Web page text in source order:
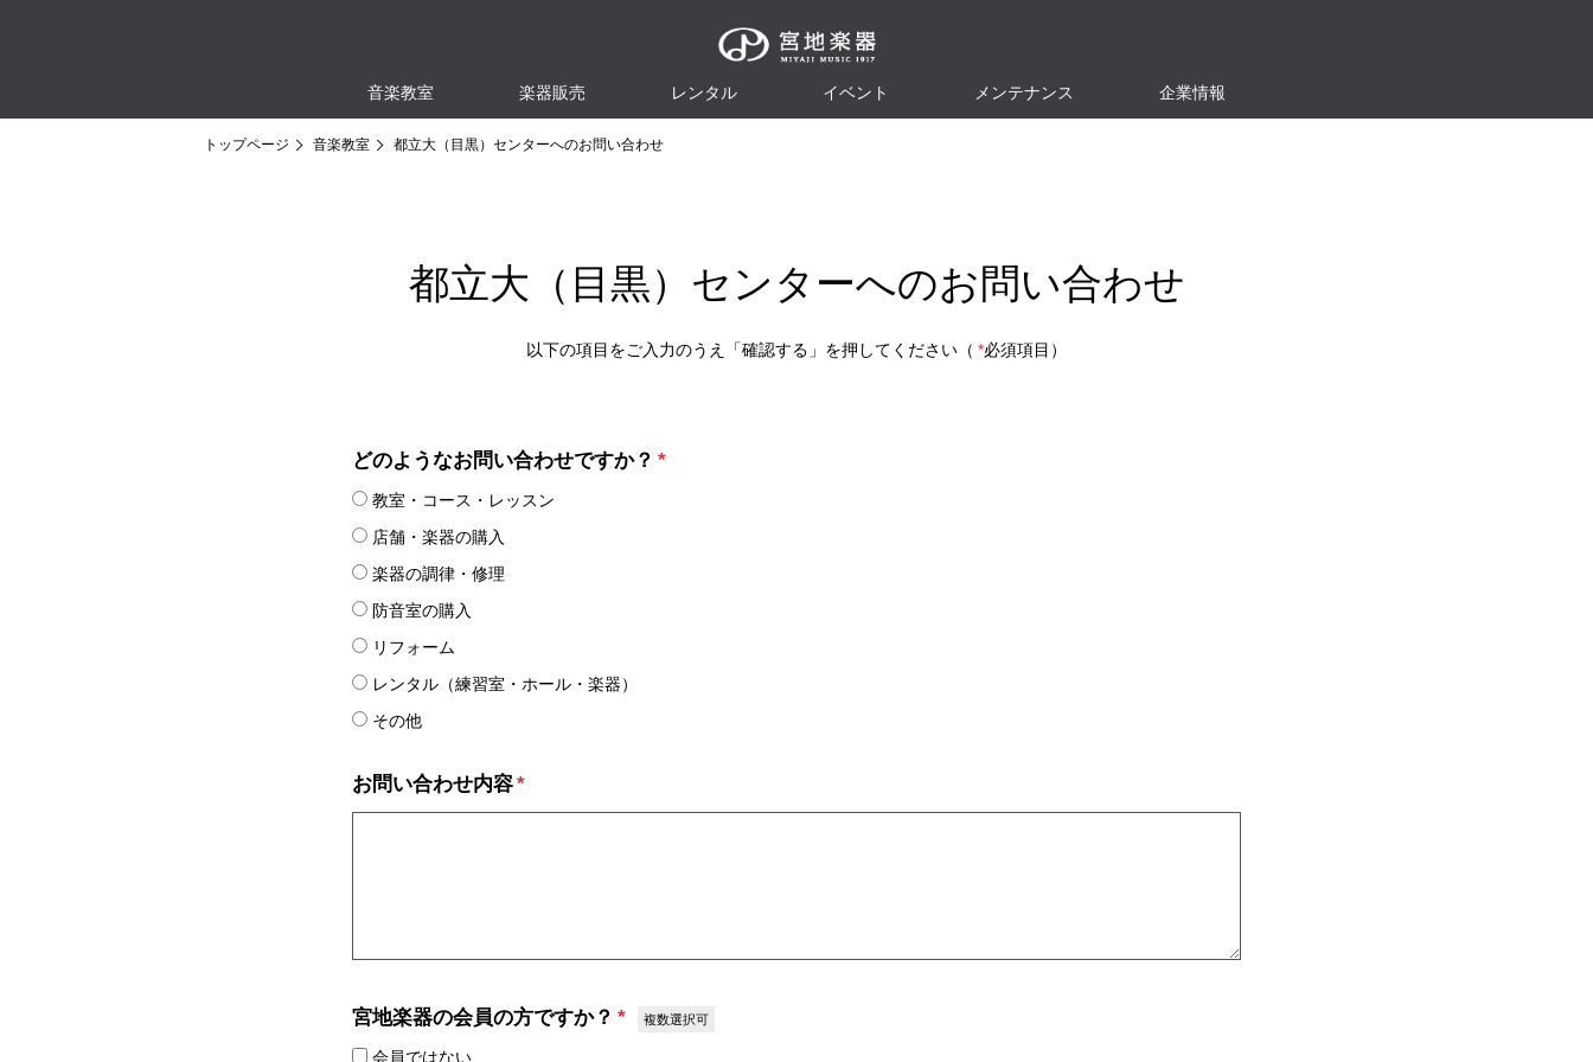
音楽教室 楽器販売 レンタル イベント メンテナンス 企業情報
トップページ 音楽教室 都立大（目黒）センターへのお問い合わせ
都立大（目黒）センターへのお問い合わせ
以下の項目をご入力のうえ「確認する」を押してください（ *必須項目）
どのようなお問い合わせですか？ *
教室・コース・レッスン
店舗・楽器の購入
楽器の調律・修理
防音室の購入
リフォーム
レンタル（練習室・ホール・楽器）
その他
お問い合わせ内容*
宮地楽器の会員の方ですか？ * 複数選択可
会員ではない